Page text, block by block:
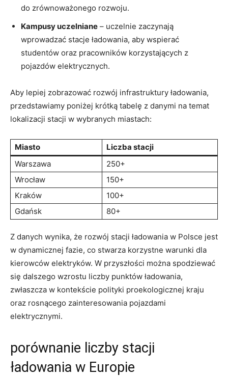
do zrównoważonego rozwoju.
Kampusy uczelniane – uczelnie zaczynają
wprowadzać stacje⁤ ładowania, aby wspierać
studentów oraz pracowników korzystających z
pojazdów elektrycznych.
Aby lepiej zobrazować⁣ rozwój infrastruktury ładowania,
przedstawiamy poniżej krótką tabelę z‍ danymi na temat
⁤lokalizacji stacji w wybranych miastach:
Miasto
Liczba‍ stacji
Warszawa
250+
Wrocław
150+
Kraków
100+
Gdańsk
80+
Z ‍danych⁢ wynika,​ że rozwój stacji ładowania ⁣w Polsce jest
w dynamicznej ⁤fazie, co stwarza‌ korzystne warunki⁢ dla⁤
kierowców⁢ elektryków. W przyszłości ⁤można spodziewać
się dalszego wzrostu liczby punktów ładowania,
⁢zwłaszcza w⁣ kontekście polityki proekologicznej ​kraju ​
oraz rosnącego zainteresowania pojazdami
elektrycznymi.
porównanie liczby stacji
ładowania ​w Europie